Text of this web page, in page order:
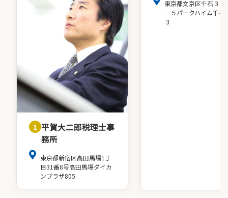
1 平賀大二郎税理士事
務所
東京都新宿区高田馬場1丁
目31番8号高田馬場ダイカ
ンプラザ805
東京都文京区千石３－
－５パークハイム千石
３